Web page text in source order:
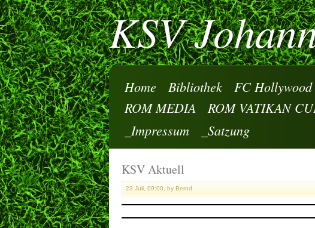
KSV
Home Bibliothek FC Hollywood
ROM MEDIA
ROM VATIKAN
_Impressum
_Satzung
KSV Aktuell
23 Juli, 09:00, by Bernd